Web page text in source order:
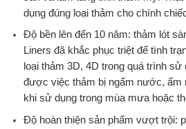
dụng đúng loại thảm cho chính
Độ bền lên đến 10 năm: thảm lót
Liners đã khắc phục triệt để tình
loại thảm 3D, 4D trong quá trình
được việc thảm bị ngấm nước, ẩm
khi sử dụng trong mùa mưa hoặc
Độ hoàn thiện sản phẩm vượt trội: